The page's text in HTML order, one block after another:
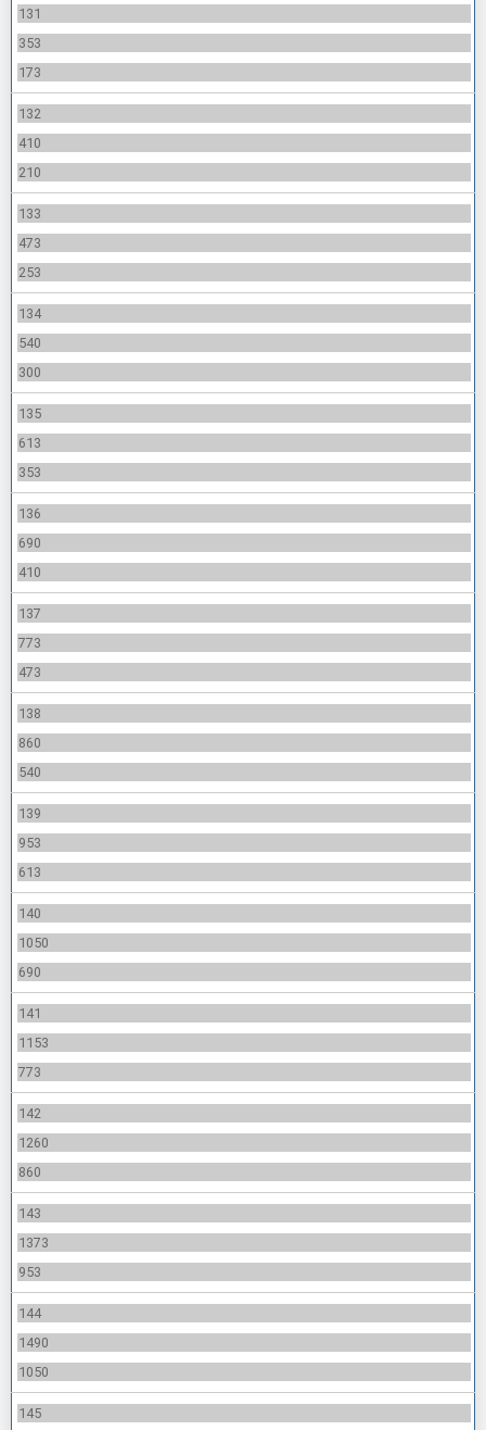
131
353
173
132
410
210
133
473
253
134
540
300
135
613
353
136
690
410
137
773
473
138
860
540
139
953
613
140
1050
690
141
1153
773
142
1260
860
143
1373
953
144
1490
1050
145